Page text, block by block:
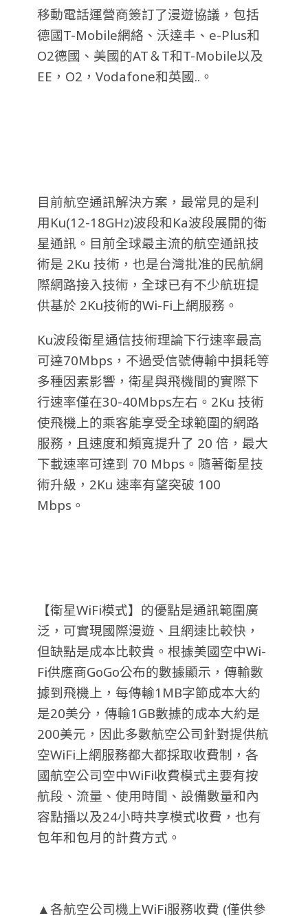
移動電話運營商簽訂了漫遊協議，包括
德國T-Mobile網絡、沃達丰、e-Plus和
O2德國、美國的AT＆T和T-Mobile以及
EE，O2，Vodafone和英國..。
目前航空通訊解決方案，最常見的是利
用Ku(12-18GHz)波段和Ka波段展開的衛
星通訊。目前全球最主流的航空通訊技
術是 2Ku 技術，也是台灣批准的民航網
際網路接入技術，全球已有不少航班提
供基於 2Ku技術的Wi-Fi上網服務。
Ku波段衛星通信技術理論下行速率最高
可達70Mbps，不過受信號傳輸中損耗等
多種因素影響，衛星與飛機間的實際下
行速率僅在30-40Mbps左右。2Ku 技術
使飛機上的乘客能享受全球範圍的網路
服務，且速度和頻寬提升了 20 倍，最大
下載速率可達到 70 Mbps。隨著衛星技
術升級，2Ku 速率有望突破 100
Mbps。
【衛星WiFi模式】的優點是通訊範圍廣
泛，可實現國際漫遊、且網速比較快，
但缺點是成本比較貴。根據美國空中Wi-
Fi供應商GoGo公布的數據顯示，傳輸數
據到飛機上，每傳輸1MB字節成本大約
是20美分，傳輸1GB數據的成本大約是
200美元，因此多數航空公司針對提供航
空WiFi上網服務都大都採取收費制，各
國航空公司空中WiFi收費模式主要有按
航段、流量、使用時間、設備數量和內
容點播以及24小時共享模式收費，也有
包年和包月的計費方式。
▲各航空公司機上WiFi服務收費 (僅供參